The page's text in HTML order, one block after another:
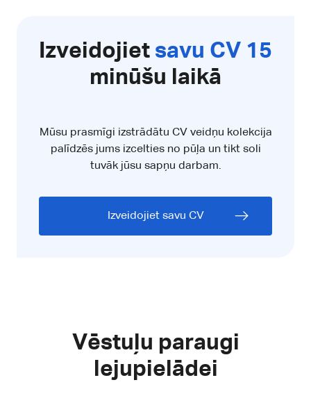
Izveidojiet savu CV 15
minūšu laikā
Mūsu prasmīgi izstrādātu CV veidņu kolekcija
palīdzēs jums izcelties no pūļa un tikt soli
tuvāk jūsu sapņu darbam.
Izveidojiet savu CV
Vēstuļu paraugi
lejupielādei